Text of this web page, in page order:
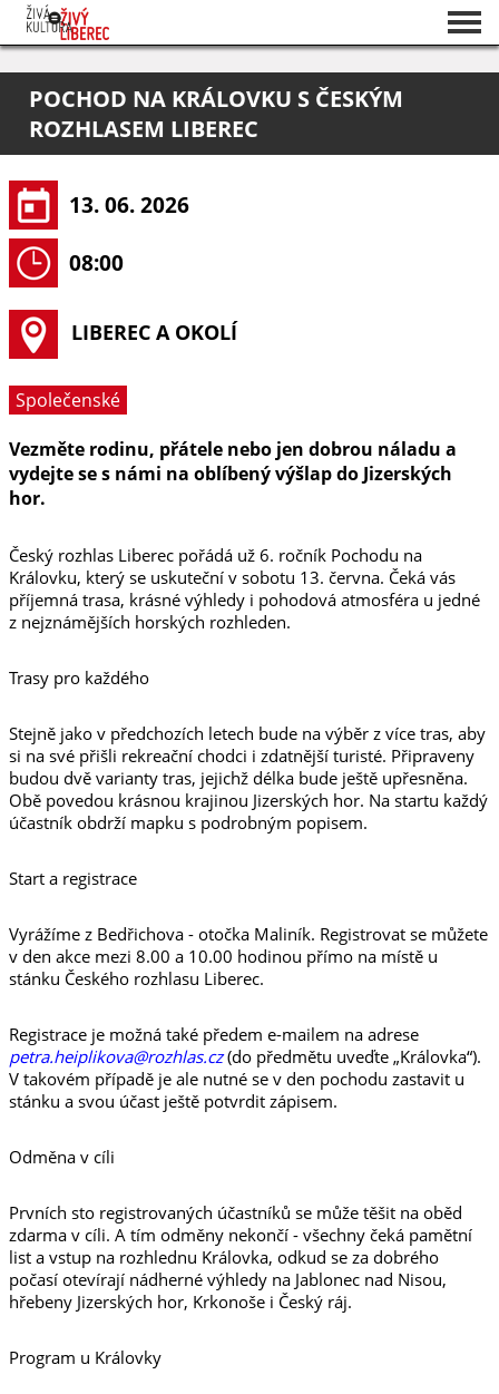
O projektu
Pořadatelé
POCHOD NA KRÁLOVKU S ČESKÝM
ROZHLASEM LIBEREC
13. 06. 2026
08:00
LIBEREC A OKOLÍ
Společenské
Vezměte rodinu, přátele nebo jen dobrou náladu a
vydejte se s námi na oblíbený výšlap do Jizerských
hor.
Český rozhlas Liberec pořádá už 6. ročník Pochodu na
Královku, který se uskuteční v sobotu 13. června. Čeká vás
příjemná trasa, krásné výhledy i pohodová atmosféra u jedné
z nejznámějších horských rozhleden.
Trasy pro každého
Stejně jako v předchozích letech bude na výběr z více tras, aby
si na své přišli rekreační chodci i zdatnější turisté. Připraveny
budou dvě varianty tras, jejichž délka bude ještě upřesněna.
Obě povedou krásnou krajinou Jizerských hor. Na startu každý
účastník obdrží mapku s podrobným popisem.
Start a registrace
Vyrážíme z Bedřichova - otočka Maliník. Registrovat se můžete
v den akce mezi 8.00 a 10.00 hodinou přímo na místě u
stánku Českého rozhlasu Liberec.
Registrace je možná také předem e-mailem na adrese
petra.heiplikova@rozhlas.cz(do předmětu uveďte „Královka“).
V takovém případě je ale nutné se v den pochodu zastavit u
stánku a svou účast ještě potvrdit zápisem.
Odměna v cíli
Prvních sto registrovaných účastníků se může těšit na oběd
zdarma v cíli. A tím odměny nekončí - všechny čeká pamětní
list a vstup na rozhlednu Královka, odkud se za dobrého
počasí otevírají nádherné výhledy na Jablonec nad Nisou,
hřebeny Jizerských hor, Krkonoše i Český ráj.
Program u Královky